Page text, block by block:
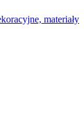
materiały